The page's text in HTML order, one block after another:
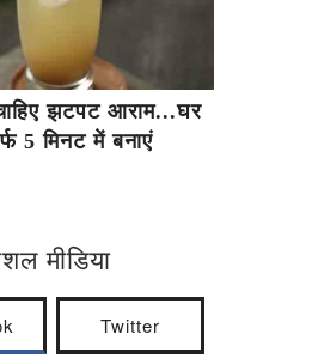
झटपट आराम...घर
5 मिनट में बनाएं
मीडिया
Twitter